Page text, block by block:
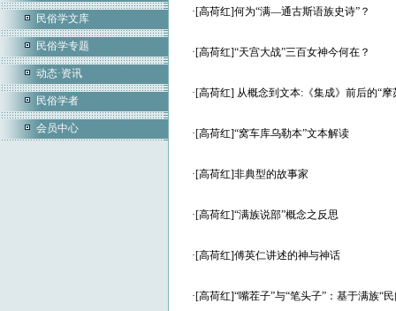
民俗学文库
民俗学专题
动态·资讯
民俗学者
会员中心
·[高荷红]何为“满—通古斯语族史诗”？
·[高荷红]“天宫大战”三百女神今何在？
·[高荷红] 从概念到文本:《集成》前后的“摩
·[高荷红]“窝车库乌勒本”文本解读
·[高荷红]非典型的故事家
·[高荷红]“满族说部”概念之反思
·[高荷红]傅英仁讲述的神与神话
·[高荷红]“嘴茬子”与“笔头子”：基于满族“